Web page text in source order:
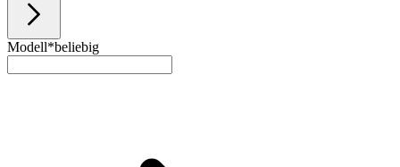
Modell*beliebig